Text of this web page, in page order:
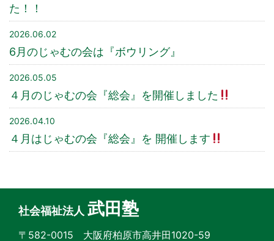
た！！
2026.06.02
6月のじゃむの会は『ボウリング』
2026.05.05
４月のじゃむの会『総会』を開催しました
2026.04.10
４月はじゃむの会『総会』を 開催します
社会福祉法人 武田塾
〒582-0015 大阪府柏原市高井田1020-59